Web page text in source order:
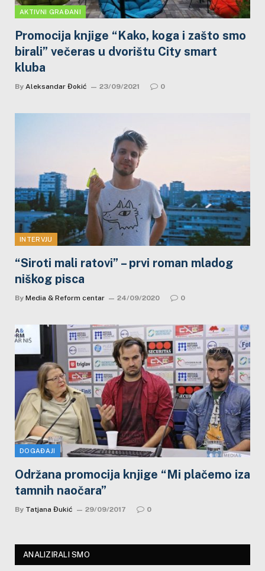
AKTIVNI GRAĐANI
Promocija knjige “Kako, koga i zašto smo
birali” večeras u dvorištu City smart
kluba
By Aleksandar Đokić 23/09/2021 0
INTERVJU
“Siroti mali ratovi” – prvi roman mladog
niškog pisca
By Media & Reform centar 24/09/2020 0
DOGAĐAJI
Održana promocija knjige “Mi plačemo iza
tamnih naočara”
By Tatjana Đukić 29/09/2017 0
ANALIZIRALI SMO